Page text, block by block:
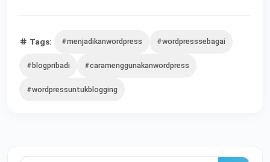
Tags: #menjadikanwordpress #wordpresssebagai
#blogpribadi #caramenggunakanwordpress
#wordpressuntukblogging